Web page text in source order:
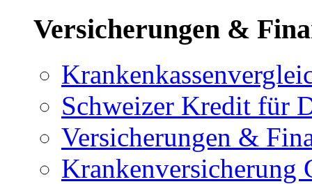
Versicherungen &
Schweizer Kredit für
Versicherungen &
Krankenversicherung